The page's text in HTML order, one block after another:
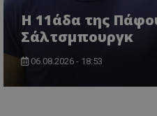
Η 11άδα της
Σάλτσμπουργκ
06.08.2026 - 18:53